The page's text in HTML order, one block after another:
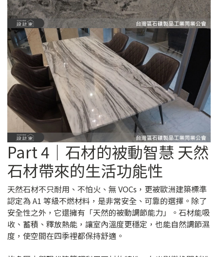
Part 4｜石材的被動智慧 天然
石材帶來的生活功能性
天然石材不只耐用、不怕火、無 VOCs，更被歐洲建築標準
認定為 A1 等級不燃材料，是非常安全、可靠的選擇。除了
安全性之外，它還擁有「天然的被動調節能力」。石材能吸
收、蓄積、釋放熱能，讓室內溫度更穩定，也能自然調節濕
度，使空間在四季裡都保持舒適。